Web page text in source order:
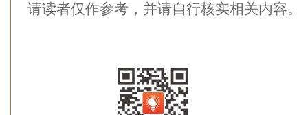
请读者仅作参考，并请自行核实相关内容。